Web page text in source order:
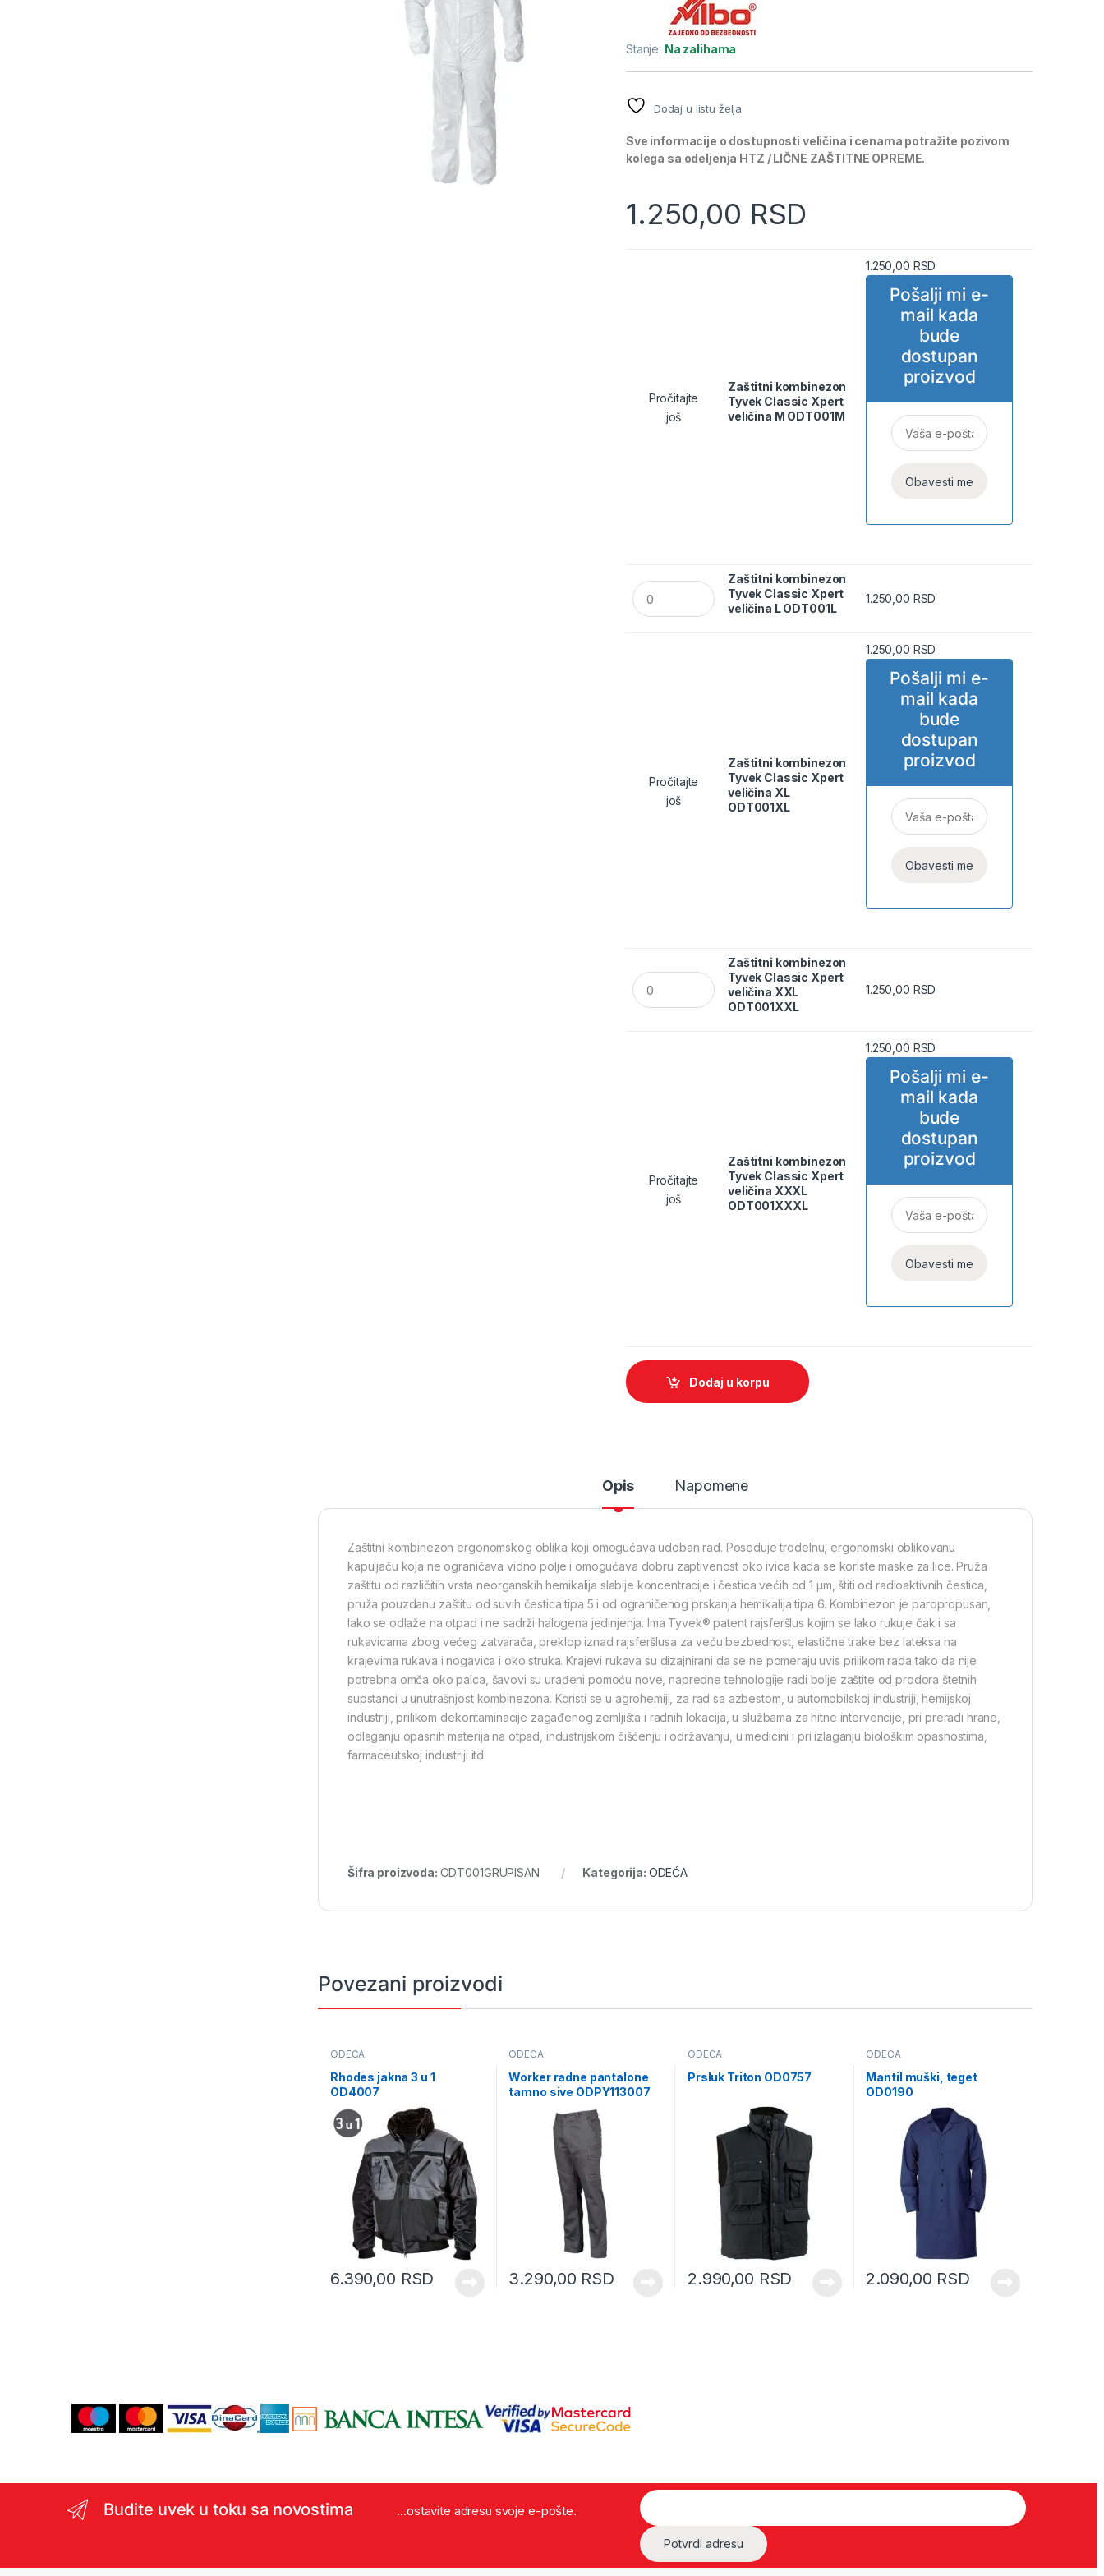
Stanje: Na zalihama
Dodaj u listu želja
Sve informacije o dostupnosti veličina i cenama potražite pozivom
kolega sa odeljenja HTZ / LIČNE ZAŠTITNE OPREME.
1.250,00 RSD
Pročitajte
još
Zaštitni kombinezon
Tyvek Classic Xpert
veličina M ODT001M
1.250,00 RSD
Pošalji mi e-
mail kada
bude
dostupan
proizvod
Zaštitni kombinezon Tyvek Classic Xpert veličina L ODT001L quantity
Zaštitni kombinezon
Tyvek Classic Xpert
veličina L ODT001L
1.250,00 RSD
Pročitajte
još
Zaštitni kombinezon
Tyvek Classic Xpert
veličina XL
ODT001XL
1.250,00 RSD
Pošalji mi e-
mail kada
bude
dostupan
proizvod
Zaštitni kombinezon Tyvek Classic Xpert veličina XXL ODT001XXL quantity
Zaštitni kombinezon
Tyvek Classic Xpert
veličina XXL
ODT001XXL
1.250,00 RSD
Pročitajte
još
Zaštitni kombinezon
Tyvek Classic Xpert
veličina XXXL
ODT001XXXL
1.250,00 RSD
Pošalji mi e-
mail kada
bude
dostupan
proizvod
Dodaj u korpu
Opis Napomene
Zaštitni kombinezon ergonomskog oblika koji omogućava udoban rad. Poseduje trodelnu, ergonomski oblikovanu
kapuljaču koja ne ograničava vidno polje i omogućava dobru zaptivenost oko ivica kada se koriste maske za lice. Pruža
zaštitu od različitih vrsta neorganskih hemikalija slabije koncentracije i čestica većih od 1 μm, štiti od radioaktivnih čestica,
pruža pouzdanu zaštitu od suvih čestica tipa 5 i od ograničenog prskanja hemikalija tipa 6. Kombinezon je paropropusan,
lako se odlaže na otpad i ne sadrži halogena jedinjenja. Ima Tyvek® patent rajsferšlus kojim se lako rukuje čak i sa
rukavicama zbog većeg zatvarača, preklop iznad rajsferšlusa za veću bezbednost, elastične trake bez lateksa na
krajevima rukava i nogavica i oko struka. Krajevi rukava su dizajnirani da se ne pomeraju uvis prilikom rada tako da nije
potrebna omča oko palca, šavovi su urađeni pomoću nove, napredne tehnologije radi bolje zaštite od prodora štetnih
supstanci u unutrašnjost kombinezona. Koristi se u agrohemiji, za rad sa azbestom, u automobilskoj industriji, hemijskoj
industriji, prilikom dekontaminacije zagađenog zemljišta i radnih lokacija, u službama za hitne intervencije, pri preradi hrane,
odlaganju opasnih materija na otpad, industrijskom čišćenju i održavanju, u medicini i pri izlaganju biološkim opasnostima,
farmaceutskoj industriji itd.
Šifra proizvoda: ODT001GRUPISAN Kategorija: ODEĆA
Povezani proizvodi
ODEĆA
Rhodes jakna 3 u 1
OD4007
6.390,00 RSD
ODEĆA
Worker radne pantalone
tamno sive ODPY113007
3.290,00 RSD
ODEĆA
Prsluk Triton OD0757
2.990,00 RSD
ODEĆA
Mantil muški, teget
OD0190
2.090,00 RSD
Budite uvek u toku sa novostima ...ostavite adresu svoje e-pošte.